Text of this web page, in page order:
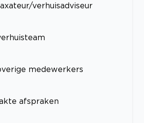
verhuisadviseur
medewerkers
afspraken